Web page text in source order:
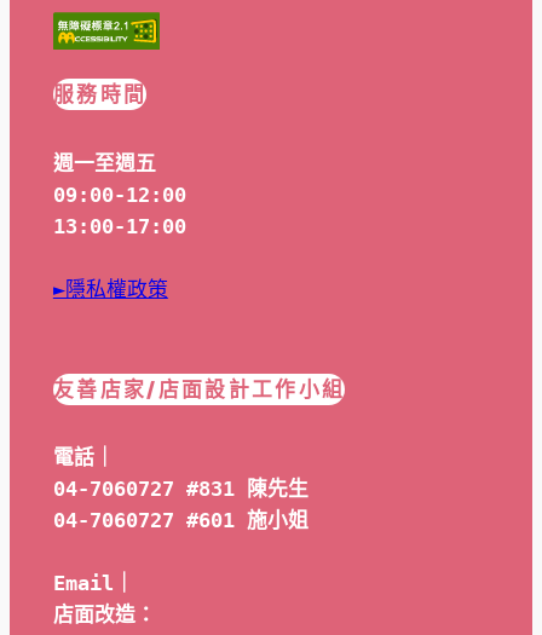
服務時間
週一至週五
09:00-12:00
13:00-17:00
►隱私權政策
友善店家/店面設計工作小組
電話｜
04-7060727 #831 陳先生
04-7060727 #601 施小姐
Email｜
店面改造：